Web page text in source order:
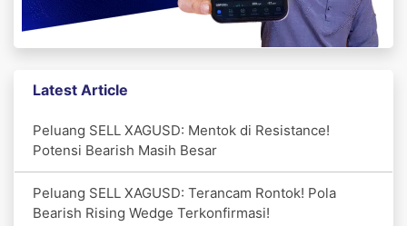
Latest Article
Peluang SELL XAGUSD: Mentok di Resistance!
Potensi Bearish Masih Besar
Peluang SELL XAGUSD: Terancam Rontok! Pola
Bearish Rising Wedge Terkonfirmasi!